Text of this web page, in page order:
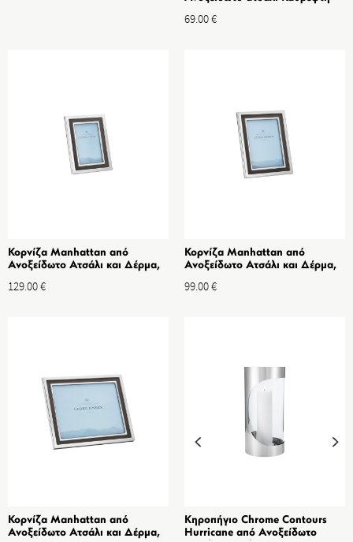
69.00€
Κορνίζα Manhattan από
Ανοξείδωτο Ατσάλι και Δέρμα,
129.00€
Κορνίζα Manhattan από
Ανοξείδωτο Ατσάλι και Δέρμα,
99.00€
Κορνίζα Manhattan από
Ανοξείδωτο Ατσάλι και Δέρμα,
Κηροπήγιο Chrome Contours
Hurricane από Ανοξείδωτο